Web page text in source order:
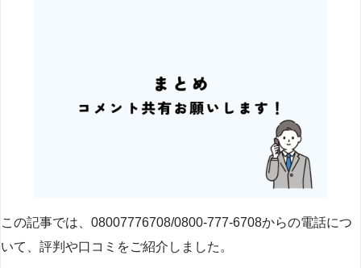
この記事では、08007776708/0800-777-6708からの電話につ
いて、評判や口コミをご紹介しました。